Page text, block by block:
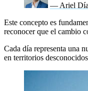
— Ariel
Este concepto es
reconocer que el cambio
Cada día representa una
en territorios